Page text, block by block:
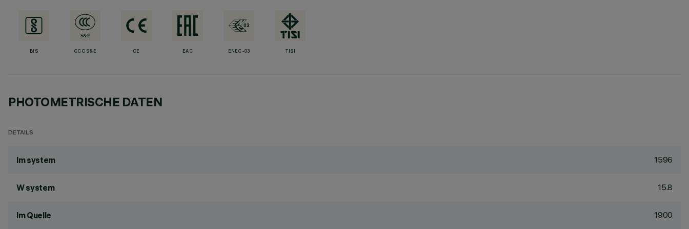
BIS CCC S&E CE EAC ENEC-03 TISI
PHOTOMETRISCHE DATEN
DETAILS
lm system 1596
W system 15.8
lm Quelle 1900